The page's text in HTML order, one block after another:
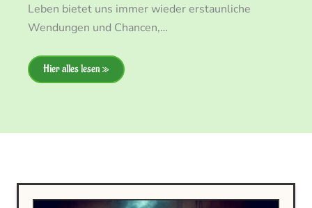
Leben bietet uns immer wieder erstaunliche
Wendungen und Chancen,…
Hier alles lesen »